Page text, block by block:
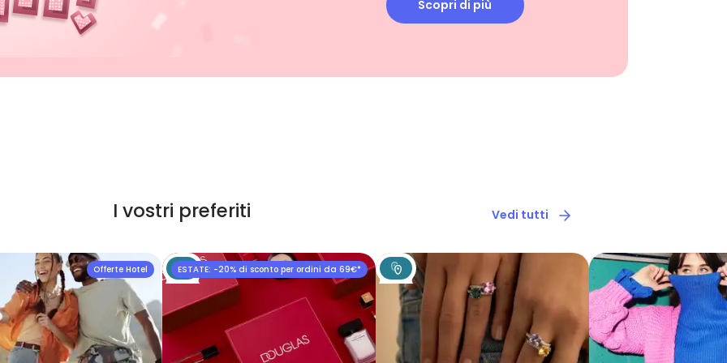
Scopri di più
I vostri preferiti Vedi tutti
Offerte Hotel ESTATE: -20% di sconto per ordini da 69€*